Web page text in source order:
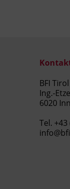
BFI
Ing.-
6020
Tel. +43